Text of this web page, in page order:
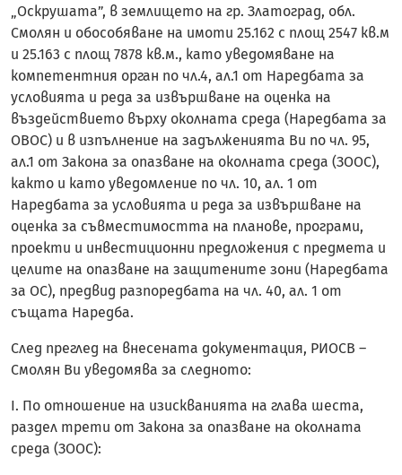
„Оскрушата”, в землището на гр. Златоград, обл.
Смолян и обособяване на имоти 25.162 с площ 2547 кв.м
и 25.163 с площ 7878 кв.м., като уведомяване на
компетентния орган по чл.4, ал.1 от Наредбата за
условията и реда за извършване на оценка на
въздействието върху околната среда (Наредбата за
ОВОС) и в изпълнение на задълженията Ви по чл. 95,
ал.1 от Закона за опазване на околната среда (ЗООС),
както и като уведомление по чл. 10, ал. 1 от
Наредбата за условията и реда за извършване на
оценка за съвместимостта на планове, програми,
проекти и инвестиционни предложения с предмета и
целите на опазване на защитените зони (Наредбата
за ОС), предвид разпоредбата на чл. 40, ал. 1 от
същата Наредба.
След преглед на внесената документация, РИОСВ –
Смолян Ви уведомява за следното:
I. По отношение на изискванията на глава шеста,
раздел трети от Закона за опазване на околната
среда (ЗООС):